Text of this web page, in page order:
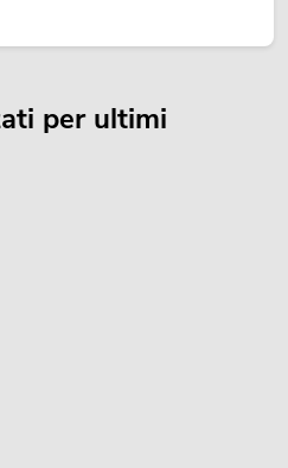
per ultimi